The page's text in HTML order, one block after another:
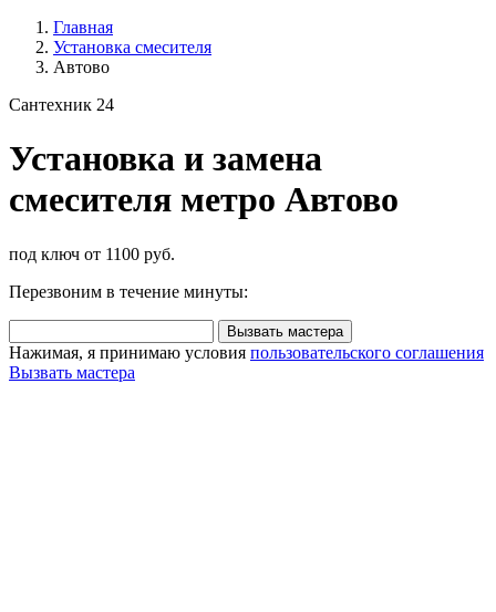
Главная
Установка смесителя
Автово
Сантехник 24
Установка и замена
смесителя метро Автово
под ключ от 1100 руб.
Перезвоним в течение минуты:
Вызвать мастера
Нажимая, я принимаю условия пользовательского соглашения
Вызвать мастера